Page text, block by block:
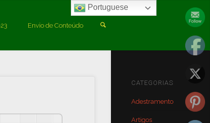
Envio de Conteúdo
CATEGORIAS
Adestramento
Artigos
Portuguese